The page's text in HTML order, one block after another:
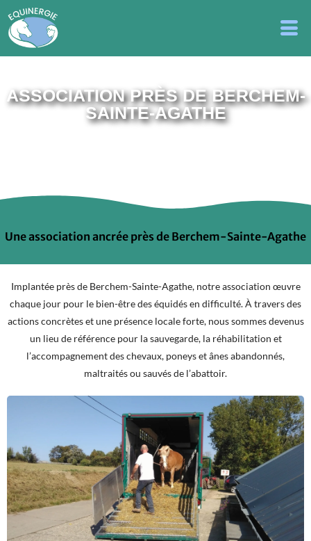
ASSOCIATION PRÈS DE BERCHEM-
SAINTE-AGATHE
Une association ancrée près de Berchem-Sainte-Agathe
Implantée près de Berchem-Sainte-Agathe, notre association œuvre
chaque jour pour le bien-être des équidés en difficulté. À travers des
actions concrètes et une présence locale forte, nous sommes devenus
un lieu de référence pour la sauvegarde, la réhabilitation et
l’accompagnement des chevaux, poneys et ânes abandonnés,
maltraités ou sauvés de l’abattoir.